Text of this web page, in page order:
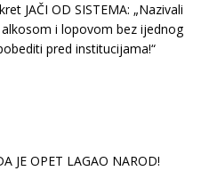
JAČI OD SISTEMA: „Nazivali
i lopovom bez ijednog
pred institucijama!“
JE OPET LAGAO NAROD!